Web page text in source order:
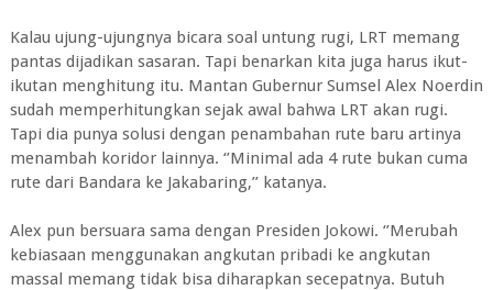
Kalau ujung-ujungnya bicara soal untung rugi, LRT memang
pantas dijadikan sasaran. Tapi benarkan kita juga harus ikut-
ikutan menghitung itu. Mantan Gubernur Sumsel Alex Noerdin
sudah memperhitungkan sejak awal bahwa LRT akan rugi.
Tapi dia punya solusi dengan penambahan rute baru artinya
menambah koridor lainnya. ‘’Minimal ada 4 rute bukan cuma
rute dari Bandara ke Jakabaring,’’ katanya.
Alex pun bersuara sama dengan Presiden Jokowi. ‘’Merubah
kebiasaan menggunakan angkutan pribadi ke angkutan
massal memang tidak bisa diharapkan secepatnya. Butuh